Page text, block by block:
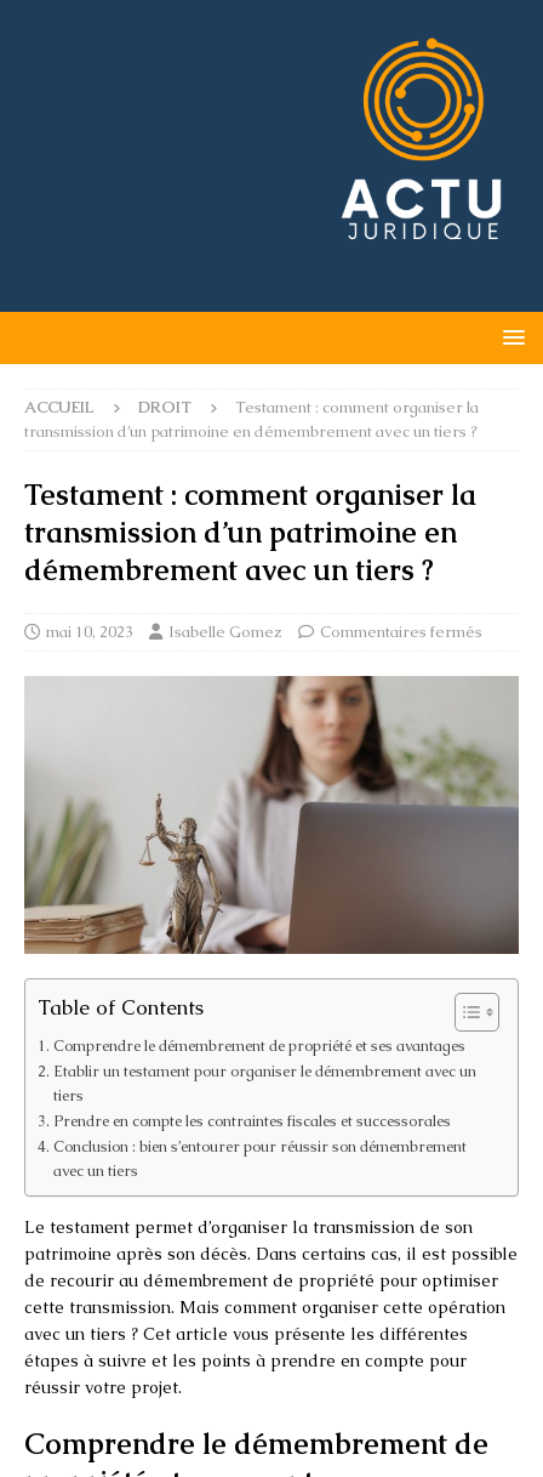
ACCUEIL DROIT
Testament : comment organiser la
transmission d’un patrimoine en démembrement avec un tiers ?
Testament : comment organiser la
transmission d’un patrimoine en
démembrement avec un tiers ?
mai 10, 2023 Isabelle Gomez Commentaires fermés
Table of Contents
Comprendre le démembrement de propriété et ses avantages
Etablir un testament pour organiser le démembrement avec un
tiers
Prendre en compte les contraintes fiscales et successorales
Conclusion : bien s’entourer pour réussir son démembrement
avec un tiers
Le testament permet d’organiser la transmission de son
patrimoine après son décès. Dans certains cas, il est possible
de recourir au démembrement de propriété pour optimiser
cette transmission. Mais comment organiser cette opération
avec un tiers ? Cet article vous présente les différentes
étapes à suivre et les points à prendre en compte pour
réussir votre projet.
Comprendre le démembrement de